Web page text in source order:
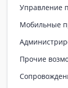
Управление
Мобильные
Прочие